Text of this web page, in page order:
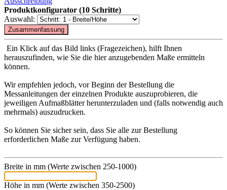
Produktkonfigurator (10 Schritte)
Auswahl:
Ein Klick auf das Bild links (Fragezeichen), hilft Ihnen
herauszufinden, wie Sie die hier anzugebenden Maße ermitteln
können.
Wir empfehlen jedoch, vor Beginn der Bestellung die
Messanleitungen der einzelnen Produkte auszuprobieren, die
jeweiligen Aufmaßblätter herunterzuladen und (falls notwendig auch
mehrmals) auszudrucken.
So können Sie sicher sein, dass Sie alle zur Bestellung
erforderlichen Maße zur Verfügung haben.
Breite in mm (Werte zwischen 250-1000)
Höhe in mm (Werte zwischen 350-2500)